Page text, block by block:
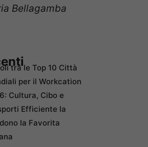
Bellagamba
tra le Top 10 Città
per il Workcation
Cultura, Cibo e
Efficiente la
la Favorita